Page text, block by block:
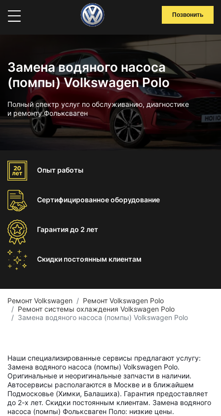
Позвонить
Замена водяного насоса
(помпы) Volkswagen Polo
Полный спектр услуг по обслуживанию, диагностике
и ремонту Фольксваген
Опыт работы
Сертифицированноеоборудование
Гарантиядо 2 лет
Скидки постоянным клиентам
Ремонт Volkswagen
Ремонт Volkswagen Polo
Ремонт системы охлаждения Volkswagen Polo
Замена водяного насоса (помпы) Volkswagen Polo
Наши специализированные сервисы предлагают услугу:
Замена водяного насоса (помпы) Volkswagen Polo.
Оригинальные и неоригинальные запчасти в наличии.
Автосервисы располагаются в Москве и в ближайшем
Подмосковье (Химки, Балашиха). Гарантия предоставляет
до 2-х лет. Скидки постоянным клиентам. Замена водяного
насоса (помпы) Фольксваген Поло: низкие цены.